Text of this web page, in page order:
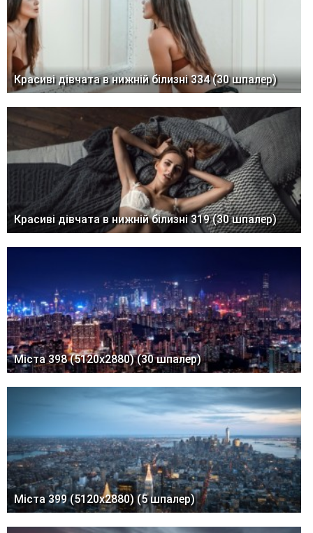
Красиві дівчата в нижній білизні 334 (30 шпалер)
Красиві дівчата в нижній білизні 319 (30 шпалер)
Міста 398 (5120x2880) (30 шпалер)
Міста 399 (5120x2880) (5 шпалер)